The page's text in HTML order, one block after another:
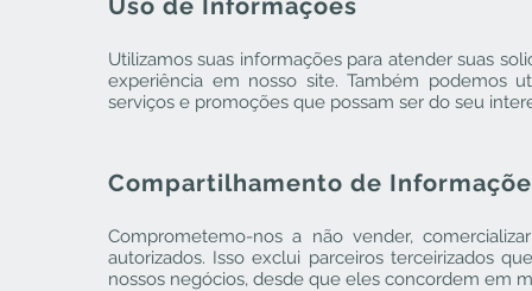
Uso de Informações
Utilizamos suas informações para atender suas
experiência em nosso site. Também podemos
serviços e promoções que possam ser do seu
Compartilhamento de
Comprometemo-nos a não vender,
autorizados. Isso exclui parceiros terceirizados
nossos negócios, desde que eles concordem em